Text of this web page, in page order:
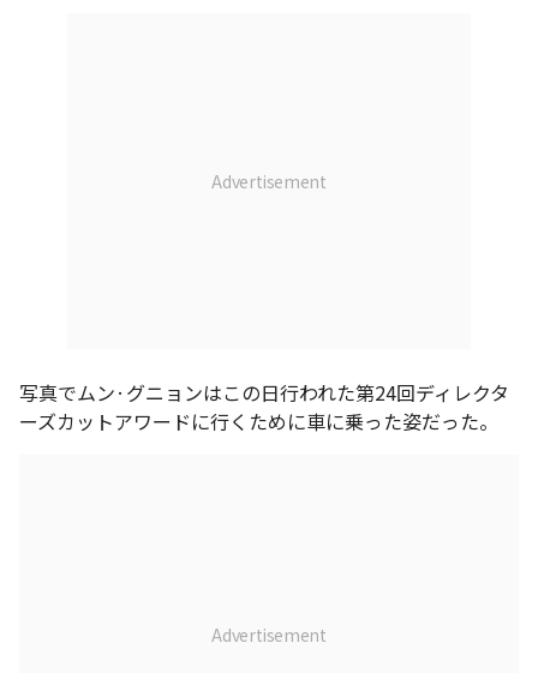
写真でムン·グニョンはこの日行われた第24回ディレクタ
ーズカットアワードに行くために車に乗った姿だった。